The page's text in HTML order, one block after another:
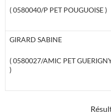
( 0580040/P PET POUGUOISE )
GIRARD SABINE
( 0580027/AMIC PET
)